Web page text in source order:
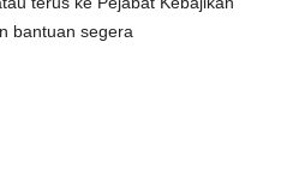
bantuan segera